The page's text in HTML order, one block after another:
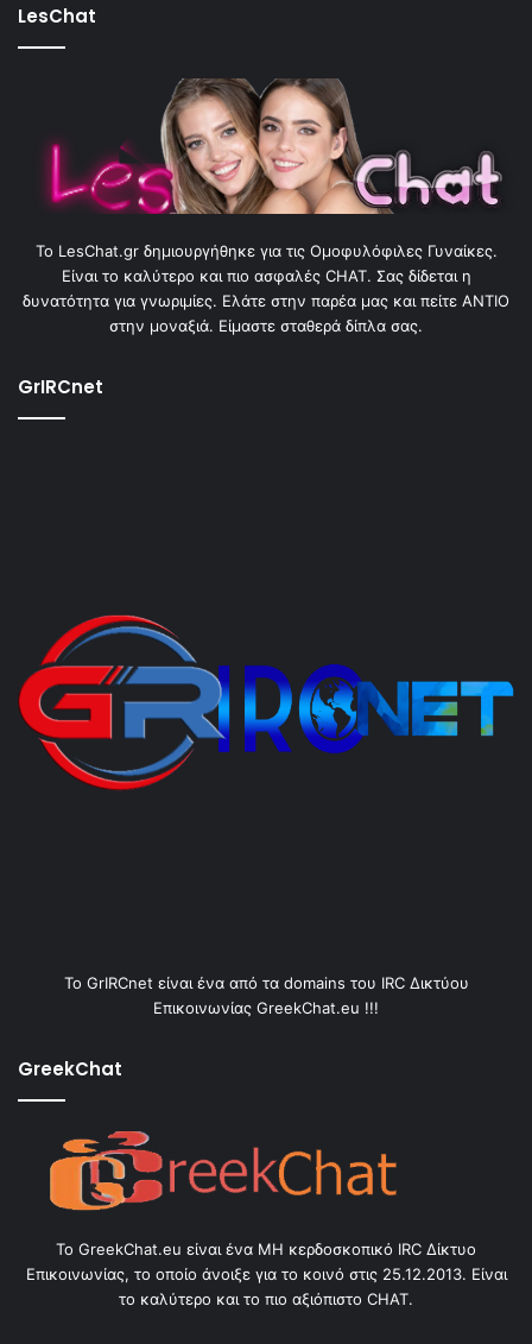
LesChat
To LesChat.gr δημιουργήθηκε για τις Ομοφυλόφιλες Γυναίκες.
Είναι το καλύτερο και πιο ασφαλές CHAT. Σας δίδεται η
δυνατότητα για γνωριμίες. Ελάτε στην παρέα μας και πείτε ΑΝΤΙΟ
στην μοναξιά. Είμαστε σταθερά δίπλα σας.
GrIRCnet
Το GrIRCnet είναι ένα από τα domains του IRC Δικτύου
Επικοινωνίας GreekChat.eu !!!
GreekChat
Το GreekChat.eu είναι ένα ΜΗ κερδοσκοπικό IRC Δίκτυο
Επικοινωνίας, το οποίο άνοιξε για το κοινό στις 25.12.2013. Είναι
το καλύτερο και το πιο αξιόπιστο CHAT.